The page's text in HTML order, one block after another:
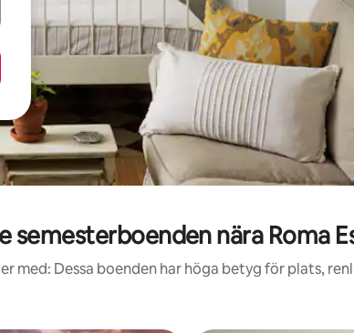
semesterboenden nära Roma
med: Dessa boenden har höga betyg för plats,